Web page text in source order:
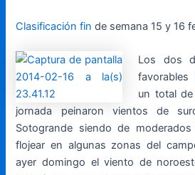
Clasificación fin de semana 15 y 16
Los dos
favorables
un total
jornada peinaron vientos de
Sotogrande siendo de
flojear en algunas zonas del
ayer domingo el viento de